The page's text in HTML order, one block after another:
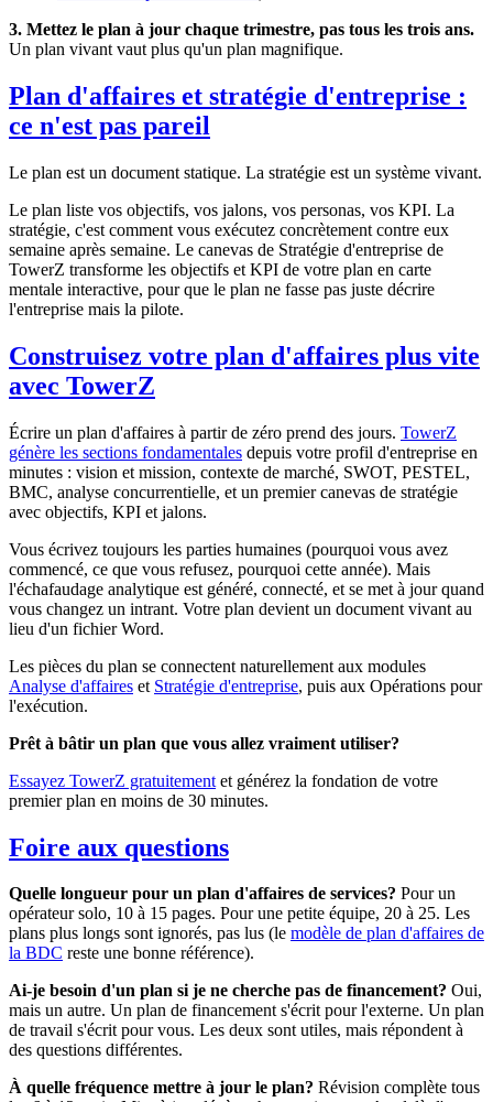
3. Mettez le plan à jour chaque trimestre, pas tous les trois ans.
Un plan vivant vaut plus qu'un plan magnifique.
Plan d'affaires et stratégie d'entreprise :
ce n'est pas pareil
Le plan est un document statique. La stratégie est un système vivant.
Le plan liste vos objectifs, vos jalons, vos personas, vos KPI. La
stratégie, c'est comment vous exécutez concrètement contre eux
semaine après semaine. Le canevas de Stratégie d'entreprise de
TowerZ transforme les objectifs et KPI de votre plan en carte
mentale interactive, pour que le plan ne fasse pas juste décrire
l'entreprise mais la pilote.
Construisez votre plan d'affaires plus vite
avec TowerZ
Écrire un plan d'affaires à partir de zéro prend des jours. TowerZ
génère les sections fondamentales depuis votre profil d'entreprise en
minutes : vision et mission, contexte de marché, SWOT, PESTEL,
BMC, analyse concurrentielle, et un premier canevas de stratégie
avec objectifs, KPI et jalons.
Vous écrivez toujours les parties humaines (pourquoi vous avez
commencé, ce que vous refusez, pourquoi cette année). Mais
l'échafaudage analytique est généré, connecté, et se met à jour quand
vous changez un intrant. Votre plan devient un document vivant au
lieu d'un fichier Word.
Les pièces du plan se connectent naturellement aux modules
Analyse d'affaires et Stratégie d'entreprise, puis aux Opérations pour
l'exécution.
Prêt à bâtir un plan que vous allez vraiment utiliser?
Essayez TowerZ gratuitement et générez la fondation de votre
premier plan en moins de 30 minutes.
Foire aux questions
Quelle longueur pour un plan d'affaires de services? Pour un
opérateur solo, 10 à 15 pages. Pour une petite équipe, 20 à 25. Les
plans plus longs sont ignorés, pas lus (le modèle de plan d'affaires de
la BDC reste une bonne référence).
Ai-je besoin d'un plan si je ne cherche pas de financement? Oui,
mais un autre. Un plan de financement s'écrit pour l'externe. Un plan
de travail s'écrit pour vous. Les deux sont utiles, mais répondent à
des questions différentes.
À quelle fréquence mettre à jour le plan? Révision complète tous